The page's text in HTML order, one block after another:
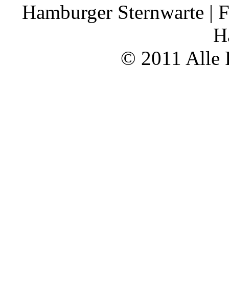
Hamburger Sternwarte |
© 2011 Alle